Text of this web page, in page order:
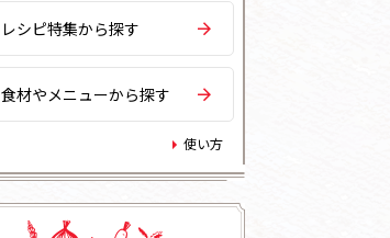
レシピ特集から探す
食材やメニューから探す
使い方